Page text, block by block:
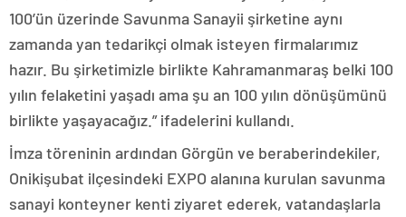
100’ün üzerinde Savunma Sanayii şirketine aynı
zamanda yan tedarikçi olmak isteyen firmalarımız
hazır. Bu şirketimizle birlikte Kahramanmaraş belki 100
yılın felaketini yaşadı ama şu an 100 yılın dönüşümünü
birlikte yaşayacağız.” ifadelerini kullandı.
İmza töreninin ardından Görgün ve beraberindekiler,
Onikişubat ilçesindeki EXPO alanına kurulan savunma
sanayi konteyner kenti ziyaret ederek, vatandaşlarla